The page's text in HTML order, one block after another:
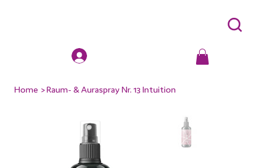
Home >Raum- & Auraspray Nr. 13 Intuition